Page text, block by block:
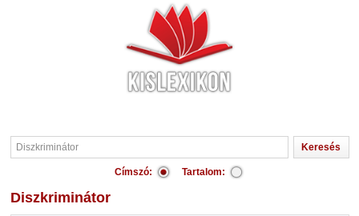
Címszó: Tartalom:
Diszkriminátor